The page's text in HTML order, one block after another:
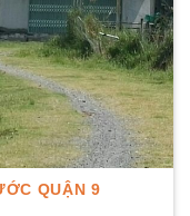
QUẬN 9